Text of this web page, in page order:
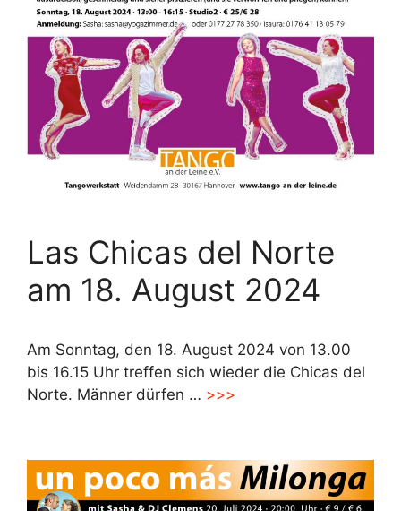
Las Chicas del Norte
am 18. August 2024
Am Sonntag, den 18. August 2024 von 13.00
bis 16.15 Uhr treffen sich wieder die Chicas del
Norte. Männer dürfen … >>>